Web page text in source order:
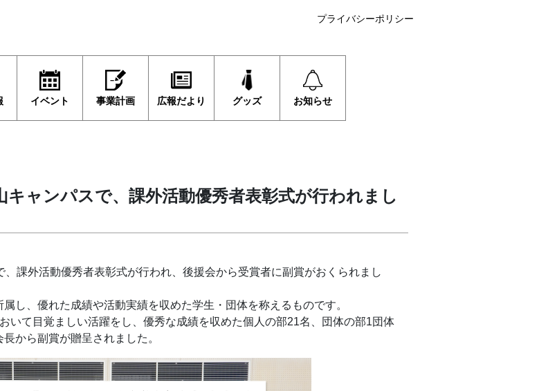
プライバシーポリシー
イベント 事業計画 広報だより グッズ お知らせ
キャンパスで、課外活動優秀者表彰式が行われまし
課外活動優秀者表彰式が行われ、後援会から受賞者に副賞がおくられまし
し、優れた成績や活動実績を収めた学生・団体を称えるものです。
いて目覚ましい活躍をし、優秀な成績を収めた個人の部21名、団体の部1団体
から副賞が贈呈されました。